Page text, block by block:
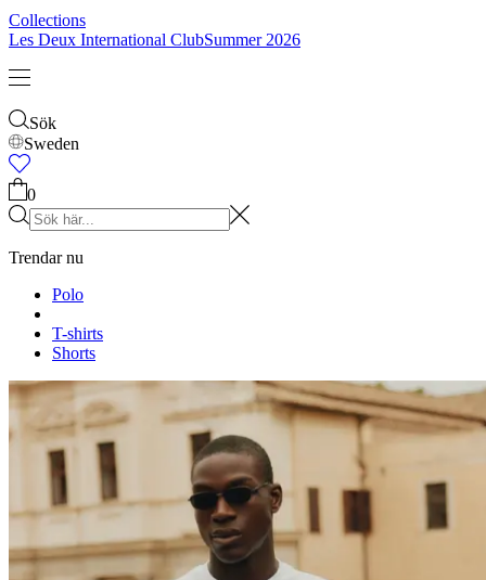
Collections
Les Deux International ClubSummer 2026
Sök
Sweden
0
Trendar nu
Polo
T-shirts
Shorts